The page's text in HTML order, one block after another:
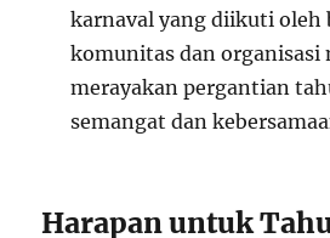
karnaval yang diikuti oleh
komunitas dan organisasi
merayakan pergantian
semangat dan
Harapan untuk